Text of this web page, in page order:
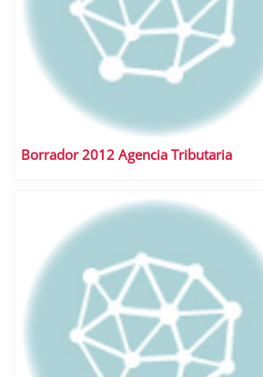
Borrador 2012 Agencia Tributaria